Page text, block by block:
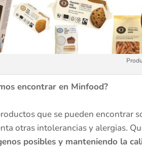
encontrar en Minfood?
que se pueden encontrar
otras intolerancias y alergias.
posibles y manteniendo la